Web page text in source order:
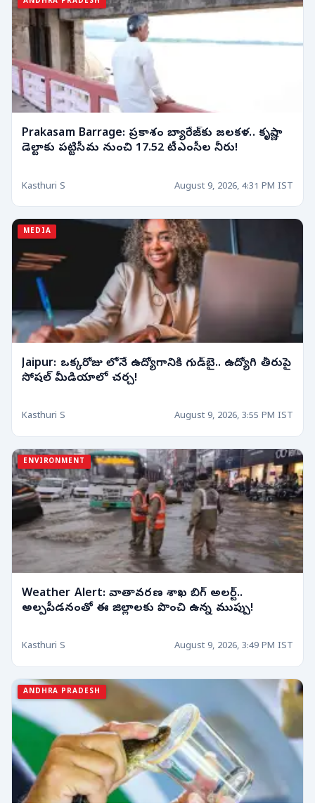
Prakasam Barrage: ప్రకాశం బ్యారేజ్‌కు జలకళ.. కృష్ణా
డెల్టాకు పట్టిసీమ నుంచి 17.52 టీఎంసీల నీరు!
Kasthuri S August 9, 2026, 4:31 PM IST
MEDIA
Jaipur: ఒక్కరోజు లోనే ఉద్యోగానికి గుడ్‌బై.. ఉద్యోగి తీరుపై
సోషల్ మీడియాలో చర్చ!
Kasthuri S August 9, 2026, 3:55 PM IST
ENVIRONMENT
Weather Alert: వాతావరణ శాఖ బిగ్ అలర్ట్..
అల్పపీడనంతో ఈ జిల్లాలకు పొంచి ఉన్న ముప్పు!
Kasthuri S August 9, 2026, 3:49 PM IST
ANDHRA PRADESH